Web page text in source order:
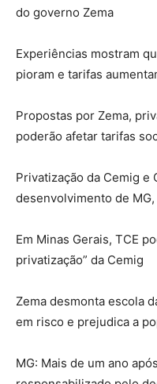
do governo Zema
Experiências mostram
pioram e tarifas
Propostas por Zema,
poderão afetar tarifas
Privatização da Cemig e
desenvolvimento de
Em Minas Gerais, TCE
privatização” da Cemig
Zema desmonta escola
em risco e prejudica a
MG: Mais de um ano